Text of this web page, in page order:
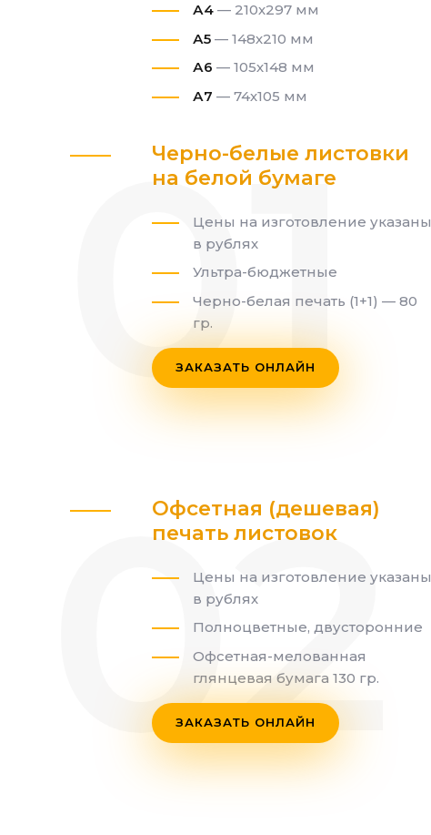
А4 — 210х297 мм
А5 — 148х210 мм
А6 — 105х148 мм
А7 — 74х105 мм
Черно-белые листовки
на белой бумаге
Цены на изготовление указаны
в рублях
Ультра-бюджетные
Черно-белая печать (1+1) — 80
гр.
ЗАКАЗАТЬ ОНЛАЙН
Офсетная (дешевая)
печать листовок
Цены на изготовление указаны
в рублях
Полноцветные, двусторонние
Офсетная-мелованная
глянцевая бумага 130 гр.
ЗАКАЗАТЬ ОНЛАЙН